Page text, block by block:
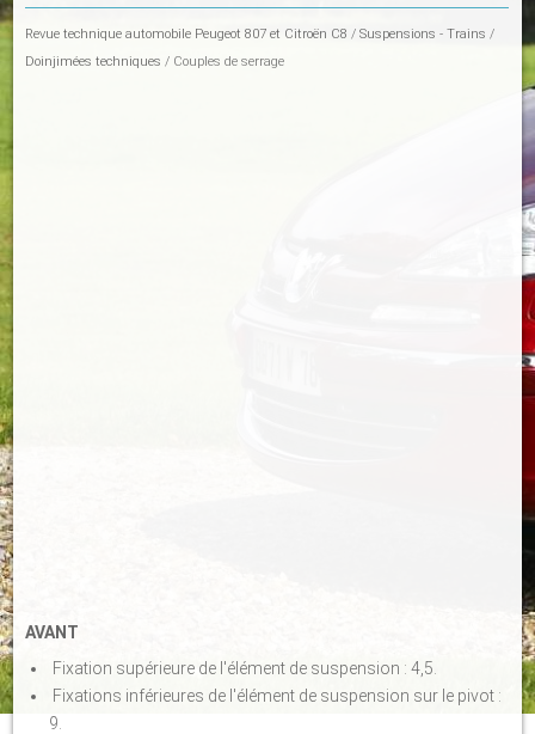
Revue technique automobile Peugeot 807 et Citroën C8 /Suspensions - Trains /
Doinjimées techniques / Couples de serrage
AVANT
Fixation supérieure de l'élément de suspension : 4,5.
Fixations inférieures de l'élément de suspension sur le pivot :
9.